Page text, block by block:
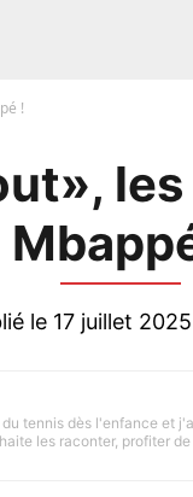
!
le 17 juillet
tennis dès l'enfance et
les raconter, profiter de